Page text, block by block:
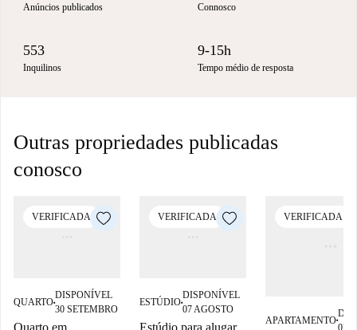
Anúncios publicados Connosco
553
Inquilinos
9-15h
Tempo médio de resposta
Outras propriedades publicadas
conosco
VERIFICADA
QUARTO■
DISPONÍVEL
30 SETEMBRO
VERIFICADA
ESTÚDIO■
DISPONÍVEL
07 AGOSTO
VERIFICADA
APARTAMENTO■
07